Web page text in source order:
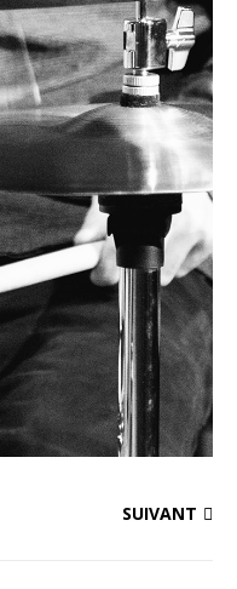
SUIVANT